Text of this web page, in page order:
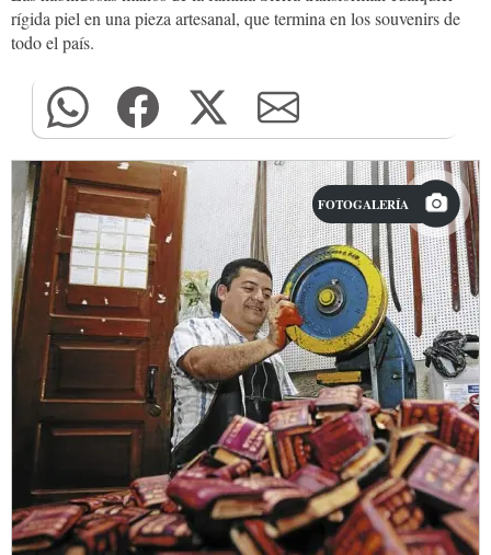
rígida piel en una pieza artesanal, que termina en los souvenirs de
todo el país.
FOTOGALERÍA